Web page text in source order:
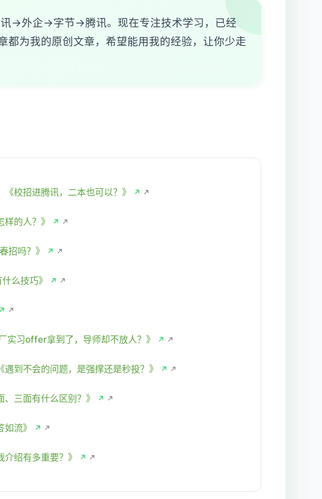
→外企→字节→腾讯。现在专注技术学习，已经
为我的原创文章，希望能用我的经验，让你少走
《校招进腾讯，二本也可以？》 ↗
样的人？》 ↗
招吗？》 ↗
么技巧》 ↗
↗
厂实习offer拿到了，导师却不放人？》 ↗
《遇到不会的问题，是强撑还是秒投？》 ↗
、三面有什么区别？》 ↗
如流》 ↗
介绍有多重要？》 ↗